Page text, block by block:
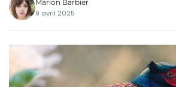
Marion Barbier
9 avril 2025